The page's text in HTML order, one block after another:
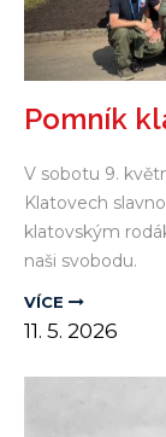
Pomník
V sobotu 9.
Klatovech
klatovským
naši svobodu.
VÍCE
11. 5. 2026